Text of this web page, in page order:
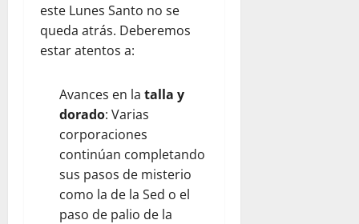
este Lunes Santo no se
queda atrás. Deberemos
estar atentos a:
Avances en la talla y
dorado: Varias
corporaciones
continúan completando
sus pasos de misterio
como la de la Sed o el
paso de palio de la